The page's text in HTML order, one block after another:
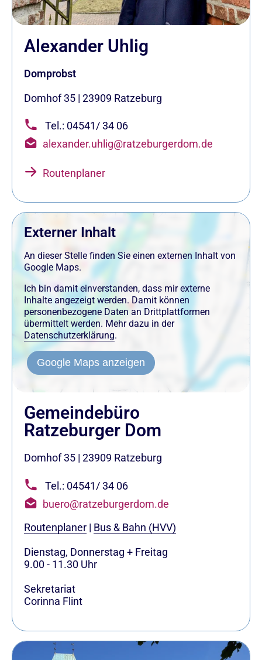
Alexander Uhlig
Domprobst
Domhof 35 | 23909 Ratzeburg
Tel.: 04541/ 34 06
alexander.uhlig@ratzeburgerdom.de
Routenplaner
Externer Inhalt
An dieser Stelle finden Sie einen externen Inhalt von
Google Maps.
Ich bin damit einverstanden, dass mir externe
Inhalte angezeigt werden. Damit können
personenbezogene Daten an Drittplattformen
übermittelt werden. Mehr dazu in der
Datenschutzerklärung.
Google Maps anzeigen
Gemeindebüro
Ratzeburger Dom
Domhof 35 | 23909 Ratzeburg
Tel.: 04541/ 34 06
buero@ratzeburgerdom.de
Routenplaner | Bus & Bahn (HVV)
Dienstag, Donnerstag + Freitag
9.00 - 11.30 Uhr
Sekretariat
Corinna Flint